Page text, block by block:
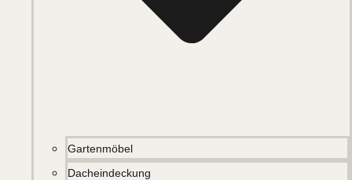
Gartenmöbel
Dacheindeckung